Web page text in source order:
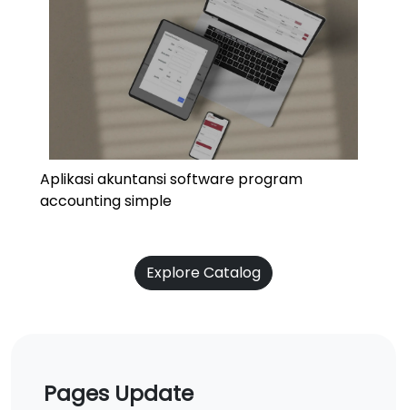
Aplikasi akuntansi software program
accounting simple
Explore Catalog
Pages Update